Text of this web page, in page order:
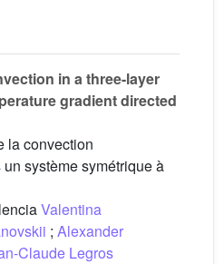
in a three-layer
gradient directed
la convection
système symétrique à
Valentina
; Alexander
Claude Legros